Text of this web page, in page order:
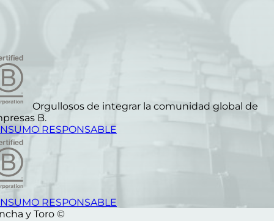
Orgullosos de integrar la comunidad global de
B.
RESPONSABLE
RESPONSABLE
y Toro ©